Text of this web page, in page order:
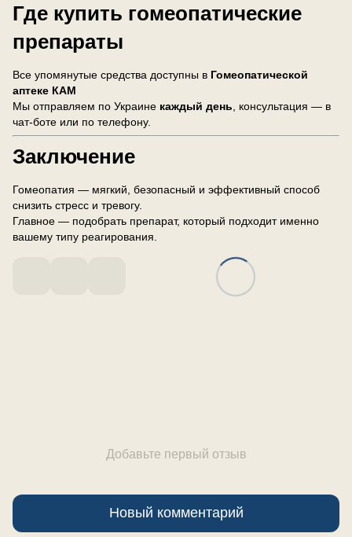
Где купить гомеопатические
препараты
Все упомянутые средства доступны в Гомеопатической
аптеке КАМ
Мы отправляем по Украине каждый день , консультация — в
чат-боте или по телефону.
Заключение
Гомеопатия — мягкий, безопасный и эффективный способ
снизить стресс и тревогу.
Главное — подобрать препарат, который подходит именно
вашему типу реагирования.
Добавьте первый отзыв
Новый комментарий